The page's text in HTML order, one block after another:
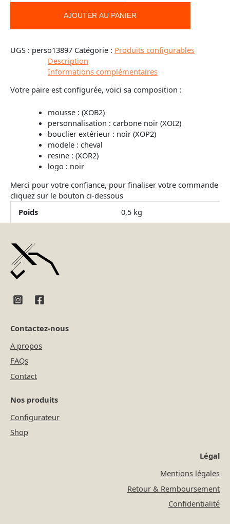
AJOUTER AU PANIER
UGS : perso13897 Catégorie : Produits configurables
Description
Informations complémentaires
Votre paire est configurée, voici sa composition :
mousse : (XOB2)
personnalisation : carbone noir (XOI2)
bouclier extérieur : noir (XOP2)
modele : cheval
resine : (XOR2)
logo : noir
Merci pour votre confiance, pour finaliser votre commande
cliquez sur le bouton ci-dessous
Poids
0,5 kg
Contactez-nous
A propos
FAQs
Contact
Nos produits
Configurateur
Shop
Légal
Mentions légales
Retour & Remboursement
Confidentialité